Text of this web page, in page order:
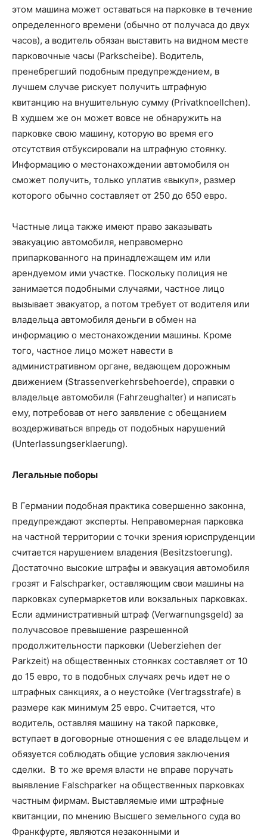
этом машина может оставаться на парковке в течение
определенного времени (обычно от получаса до двух
часов), а водитель обязан выставить на видном месте
парковочные часы (Parkscheibe). Водитель,
пренебрегший подобным предупреждением, в
лучшем случае рискует получить штрафную
квитанцию на внушительную сумму (Privatknoellchen).
В худшем же он может вовсе не обнаружить на
парковке свою машину, которую во время его
отсутствия отбуксировали на штрафную стоянку.
Информацию о местонахождении автомобиля он
сможет получить, только уплатив «выкуп», размер
которого обычно составляет от 250 до 650 евро.
Частные лица также имеют право заказывать
эвакуацию автомобиля, неправомерно
припаркованного на принадлежащем им или
арендуемом ими участке. Поскольку полиция не
занимается подобными случаями, частное лицо
вызывает эвакуатор, а потом требует от водителя или
владельца автомобиля деньги в обмен на
информацию о местонахождении машины. Кроме
того, частное лицо может навести в
административном органе, ведающем дорожным
движением (Strassenverkehrsbehoerde), справки о
владельце автомобиля (Fahrzeughalter) и написать
ему, потребовав от него заявление с обещанием
воздерживаться впредь от подобных нарушений
(Unterlassungserklaerung).
Легальные поборы
В Германии подобная практика совершенно законна,
предупреждают эксперты. Неправомерная парковка
на частной территории с точки зрения юриспруденции
считается нарушением владения (Besitzstoerung).
Достаточно высокие штрафы и эвакуация автомобиля
грозят и Falschparker, оставляющим свои машины на
парковках супермаркетов или вокзальных парковках.
Если административный штраф (Verwarnungsgeld) за
получасовое превышение разрешенной
продолжительности парковки (Ueberziehen der
Parkzeit) на общественных стоянках составляет от 10
до 15 евро, то в подобных случаях речь идет не о
штрафных санкциях, а о неустойке (Vertragsstrafe) в
размере как минимум 25 евро. Считается, что
водитель, оставляя машину на такой парковке,
вступает в договорные отношения с ее владельцем и
обязуется соблюдать общие условия заключения
сделки. В то же время власти не вправе поручать
выявление Falschparker на общественных парковках
частным фирмам. Выставляемые ими штрафные
квитанции, по мнению Высшего земельного суда во
Франкфурте, являются незаконными и